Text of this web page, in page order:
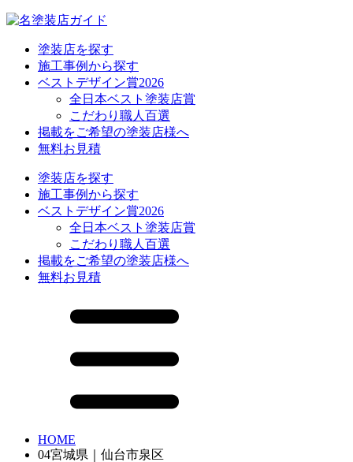
塗装店を探す
施工事例から探す
ベストデザイン賞2026
全日本ベスト塗装店賞
こだわり職人百選
掲載をご希望の塗装店様へ
無料お見積
塗装店を探す
施工事例から探す
ベストデザイン賞2026
全日本ベスト塗装店賞
こだわり職人百選
掲載をご希望の塗装店様へ
無料お見積
HOME
04宮城県｜仙台市泉区